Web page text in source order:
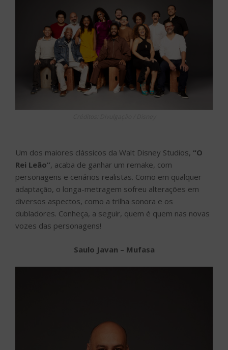
Um dos maiores clássicos da Walt Disney Studios, “O
Rei Leão”, acaba de ganhar um remake, com
personagens e cenários realistas. Como em qualquer
adaptação, o longa-metragem sofreu alterações em
diversos aspectos, como a trilha sonora e os
dubladores. Conheça, a seguir, quem é quem nas novas
vozes das personagens!
Saulo Javan – Mufasa